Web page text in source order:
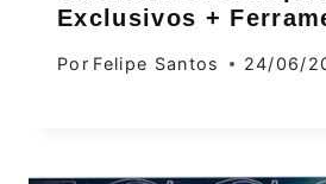
Exclusivos +
Por Felipe Santos 24/06/